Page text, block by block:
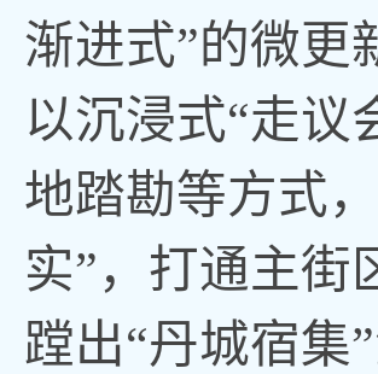
渐进式”的微更
以沉浸式“走议
地踏勘等方式
实”，打通主街
蹚出“丹城宿集